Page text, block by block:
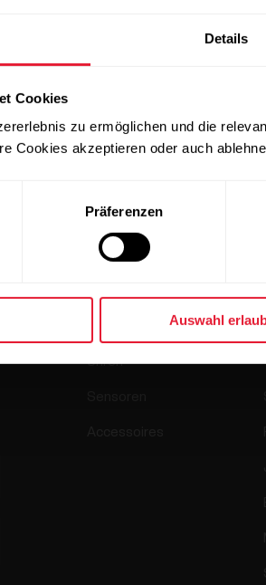
Details
Cookies
zu ermöglichen und die
Cookies akzeptieren oder auch
Präferenzen
Auswahl
Produkte
Uhren